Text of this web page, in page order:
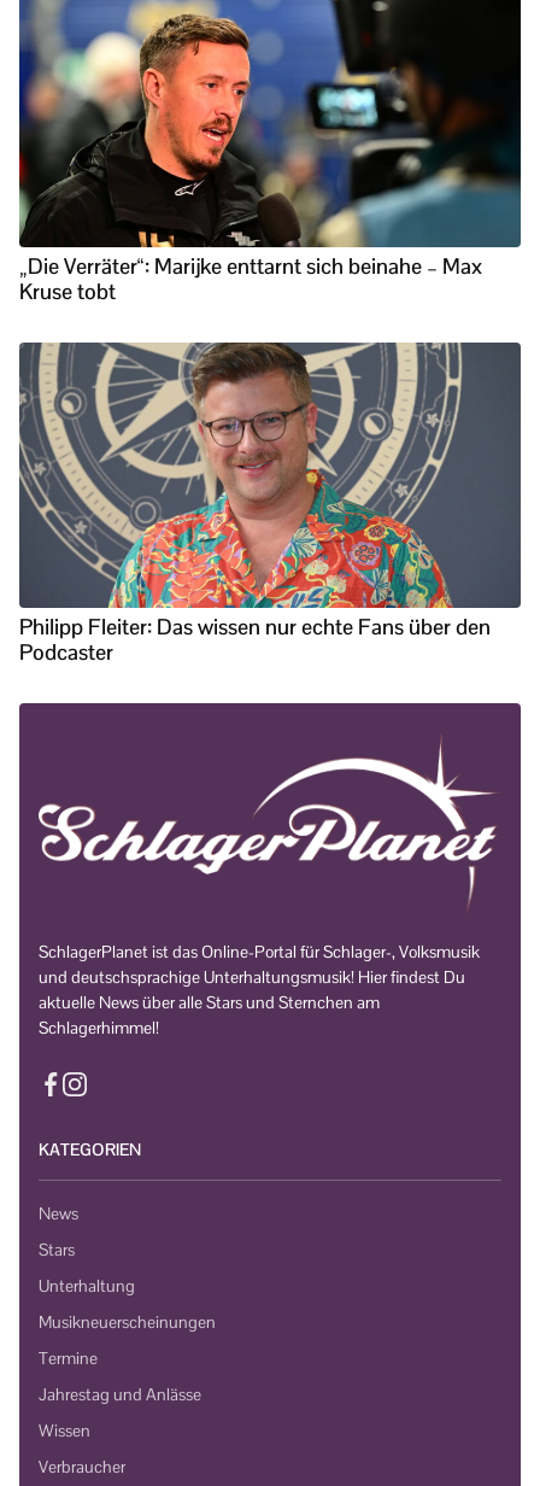
„Die Verräter“: Marijke enttarnt sich beinahe – Max
Kruse tobt
Philipp Fleiter: Das wissen nur echte Fans über den
Podcaster
SchlagerPlanet ist das Online-Portal für Schlager-, Volksmusik
und deutschsprachige Unterhaltungsmusik! Hier findest Du
aktuelle News über alle Stars und Sternchen am
Schlagerhimmel!
KATEGORIEN
News
Stars
Unterhaltung
Musikneuerscheinungen
Termine
Jahrestag und Anlässe
Wissen
Verbraucher